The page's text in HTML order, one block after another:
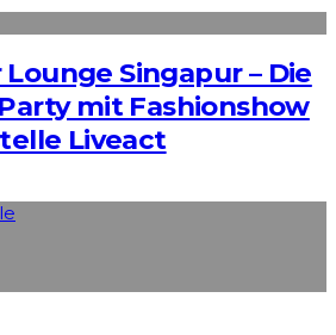
Singapur – Die
mit Fashionshow
Liveact